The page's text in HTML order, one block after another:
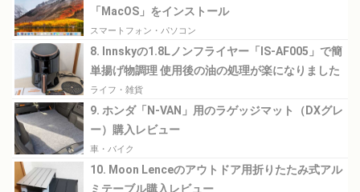
「MacOS」をインストール
スマートフォン・パソコン
8. Innskyの1.8Lノンフライヤー「IS-AF005」で簡
単揚げ物調理 使用後の油の処理が楽になりました
ライフ・雑貨
9. ホンダ「N-VAN」用のラゲッジマット（DXグレ
ー）購入レビュー
車・バイク
10. Moon Lenceのアウトドア用折りたたみ式アル
ミテーブル購入レビュー